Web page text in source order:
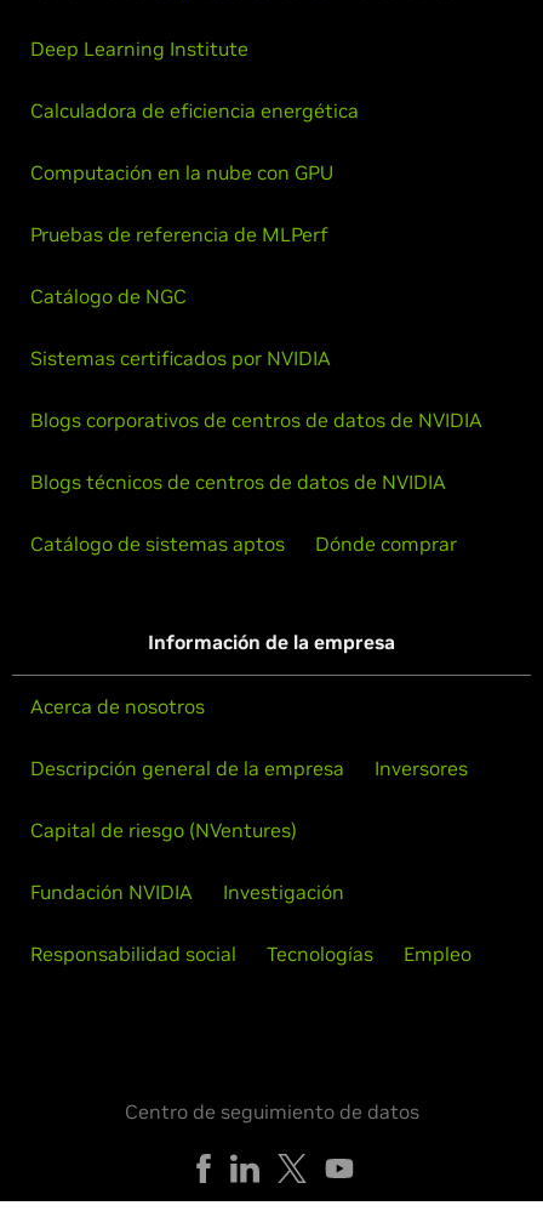
Deep Learning Institute
Calculadora de eficiencia energética
Computación en la nube con GPU
Pruebas de referencia de MLPerf
Catálogo de NGC
Sistemas certificados por NVIDIA
Blogs corporativos de centros de datos de NVIDIA
Blogs técnicos de centros de datos de NVIDIA
Catálogo de sistemas aptos Dónde comprar
Información de la empresa
Acerca de nosotros
Descripción general de la empresa Inversores
Capital de riesgo (NVentures)
Fundación NVIDIA Investigación
Responsabilidad social Tecnologías Empleo
Centro de seguimiento de datos